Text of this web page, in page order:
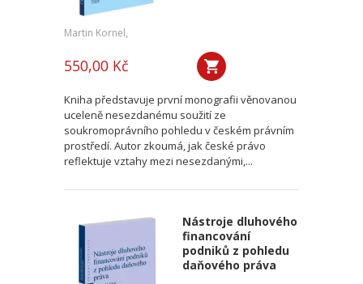
Martin Kornel,
550,00 Kč
Kniha představuje první monografii věnovanou
uceleně nesezdanému soužití ze
soukromoprávního pohledu v českém právním
prostředí. Autor zkoumá, jak české právo
reflektuje vztahy mezi nesezdanými,...
Nástroje dluhového
financování
podniků z pohledu
daňového práva